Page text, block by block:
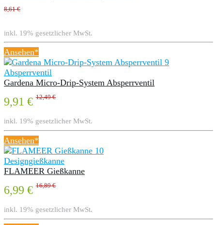
8,61 €
inkl. 19% gesetzlicher MwSt.
Ansehen*
Absperrventil
Gardena Micro-Drip-System Absperrventil
9,91 € 12,49 €
inkl. 19% gesetzlicher MwSt.
Ansehen*
Designgießkanne
FLAMEER Gießkanne
6,99 € 16,89 €
inkl. 19% gesetzlicher MwSt.